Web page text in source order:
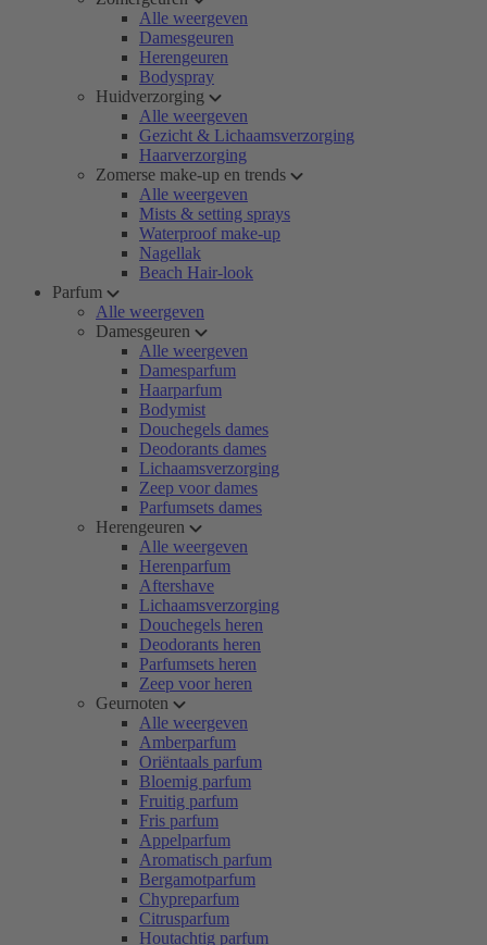
Alle weergeven
Damesgeuren
Herengeuren
Bodyspray
Huidverzorging
Alle weergeven
Gezicht & Lichaamsverzorging
Haarverzorging
Zomerse make-up en trends
Alle weergeven
Mists & setting sprays
Waterproof make-up
Nagellak
Beach Hair-look
Parfum
Alle weergeven
Damesgeuren
Alle weergeven
Damesparfum
Haarparfum
Bodymist
Douchegels dames
Deodorants dames
Lichaamsverzorging
Zeep voor dames
Parfumsets dames
Herengeuren
Alle weergeven
Herenparfum
Aftershave
Lichaamsverzorging
Douchegels heren
Deodorants heren
Parfumsets heren
Zeep voor heren
Geurnoten
Alle weergeven
Amberparfum
Oriëntaals parfum
Bloemig parfum
Fruitig parfum
Fris parfum
Appelparfum
Aromatisch parfum
Bergamotparfum
Chypreparfum
Citrusparfum
Houtachtig parfum